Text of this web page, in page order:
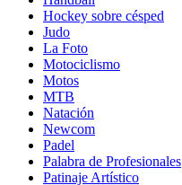
Hockey sobre césped
Judo
La Foto
Motociclismo
Motos
MTB
Natación
Newcom
Padel
Palabra de Profesionales
Patinaje Artístico